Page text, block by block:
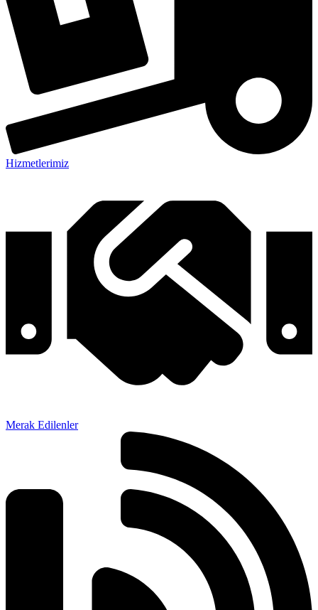
Hizmetlerimiz
Merak Edilenler